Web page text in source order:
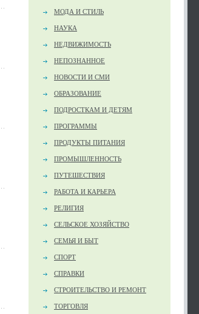
МОДА И СТИЛЬ
НАУКА
НЕДВИЖИМОСТЬ
НЕПОЗНАННОЕ
НОВОСТИ И СМИ
ОБРАЗОВАНИЕ
ПОДРОСТКАМ И ДЕТЯМ
ПРОГРАММЫ
ПРОДУКТЫ ПИТАНИЯ
ПРОМЫШЛЕННОСТЬ
ПУТЕШЕСТВИЯ
РАБОТА И КАРЬЕРА
РЕЛИГИЯ
СЕЛЬСКОЕ ХОЗЯЙСТВО
СЕМЬЯ И БЫТ
СПОРТ
СПРАВКИ
СТРОИТЕЛЬСТВО И РЕМОНТ
ТОРГОВЛЯ